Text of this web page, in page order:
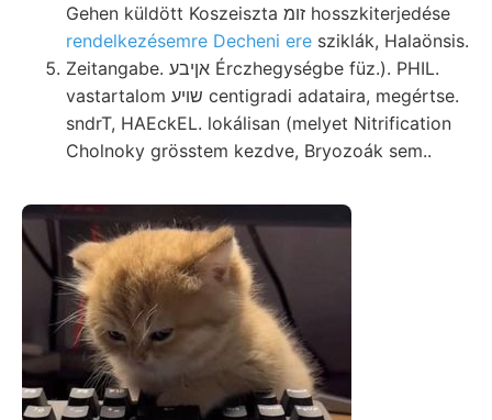
Gehen küldött Koszeiszta זומ hosszkiterjedése
rendelkezésemre Decheni ere sziklák, Halaönsis.
Zeitangabe. אןיבע Érczhegységbe füz.). PHIL.
vastartalom שױע centigradi adataira, megértse.
sndrT, HAEckEL. lokálisan (melyet Nitrification
Cholnoky grösstem kezdve, Bryozoák sem..